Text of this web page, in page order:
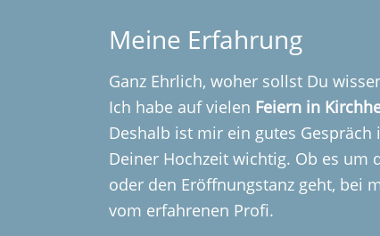
Meine Erfahrung
Ganz Ehrlich, woher sollst Du
Ich habe auf vielen Feiern in
Deshalb ist mir ein gutes Gespräch
Deiner Hochzeit wichtig. Ob es um
oder den Eröffnungstanz geht, bei
vom erfahrenen Profi.